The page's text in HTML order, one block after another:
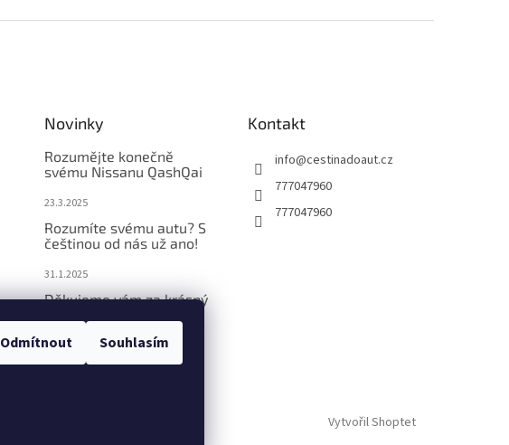
Odmítnout Souhlasím
Novinky
Rozumějte konečně
svému Nissanu QashQai
23.3.2025
Rozumíte svému autu? S
češtinou od nás už ano!
31.1.2025
Děkujeme vám za krásný
opět v roce 2025
23.12.2024
Kontakt
info@cestinadoaut.cz
777047960
777047960
Vytvořil Shoptet